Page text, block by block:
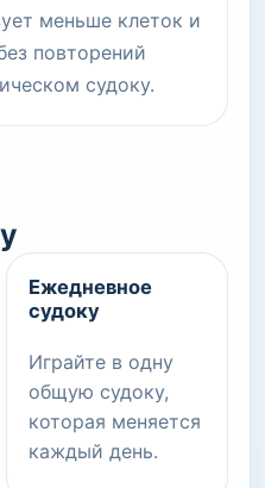
меньше клеток и
повторений
судоку.
Ежедневное
судоку
Играйте в одну
общую судоку,
которая меняется
каждый день.